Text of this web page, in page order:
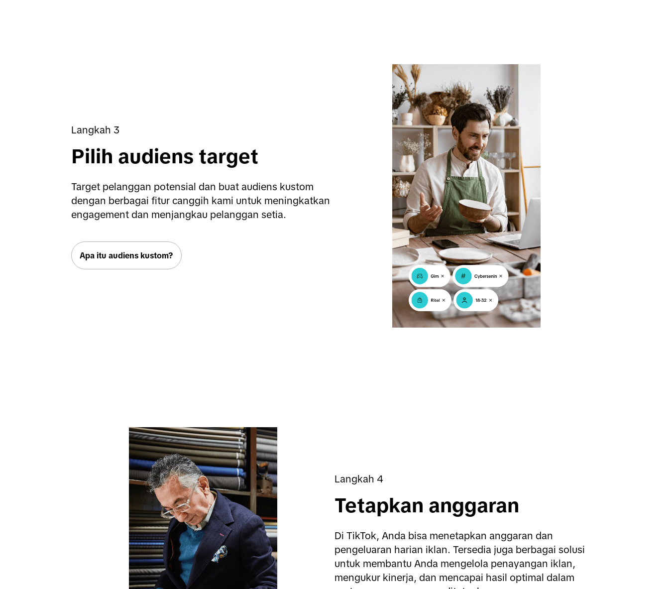
Langkah 3
Pilih audiens target
Target pelanggan potensial dan buat audiens kustom
dengan berbagai fitur canggih kami untuk meningkatkan
engagement dan menjangkau pelanggan setia.
Apa itu audiens kustom?
Langkah 4
Tetapkan anggaran
Di TikTok, Anda bisa menetapkan anggaran dan
pengeluaran harian iklan. Tersedia juga berbagai solusi
untuk membantu Anda mengelola penayangan iklan,
mengukur kinerja, dan mencapai hasil optimal dalam